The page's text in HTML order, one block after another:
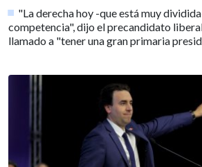
"La derecha hoy -que está muy
competencia", dijo el precandidato
llamado a "tener una gran primaria